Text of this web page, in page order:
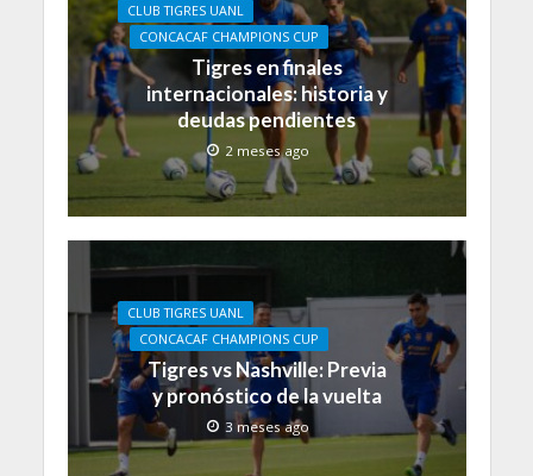
CLUB TIGRES UANL
CONCACAF CHAMPIONS CUP
Tigres en finales
internacionales: historia y
deudas pendientes
2 meses ago
CLUB TIGRES UANL
CONCACAF CHAMPIONS CUP
Tigres vs Nashville: Previa
y pronóstico de la vuelta
3 meses ago